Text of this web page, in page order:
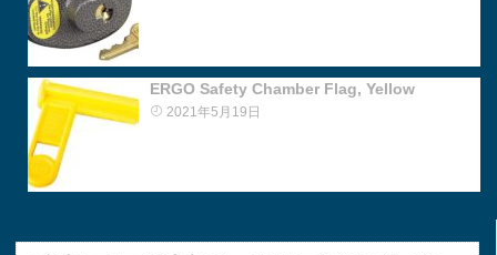
ERGO Safety Chamber Flag, Yellow
2021年5月19日